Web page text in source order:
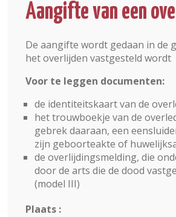
In 1 klik
Aangifte van een
De aangifte wordt gedaan in de
het overlijden vastgesteld wordt
Voor te leggen documenten:
de identiteitskaart van de
het trouwboekje van de
gebrek daaraan, een
zijn geboorteakte of
de overlijdingsmelding, die
door de arts die de dood
(model III)
Plaats :